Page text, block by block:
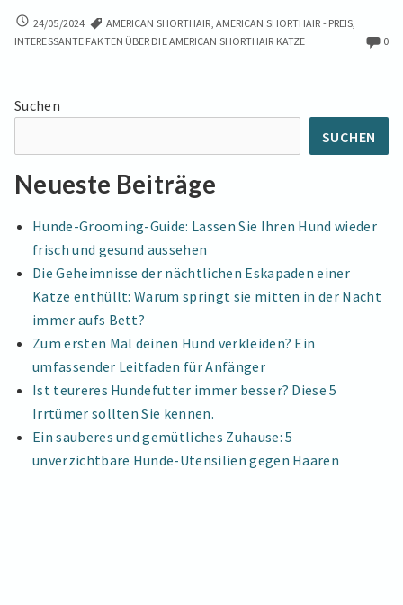
AMERICAN
SHORTHAIR
KATZENRASSEN
24/05/2024 AMERICAN SHORTHAIR, AMERICAN SHORTHAIR - PREIS,
INTERESSANTE FAKTEN ÜBER DIE AMERICAN SHORTHAIR KATZE
0
Suchen
SUCHEN
Neueste Beiträge
Hunde-Grooming-Guide: Lassen Sie Ihren Hund wieder
frisch und gesund aussehen
Die Geheimnisse der nächtlichen Eskapaden einer
Katze enthüllt: Warum springt sie mitten in der Nacht
immer aufs Bett?
Zum ersten Mal deinen Hund verkleiden? Ein
umfassender Leitfaden für Anfänger
Ist teureres Hundefutter immer besser? Diese 5
Irrtümer sollten Sie kennen.
Ein sauberes und gemütliches Zuhause: 5
unverzichtbare Hunde-Utensilien gegen Haaren